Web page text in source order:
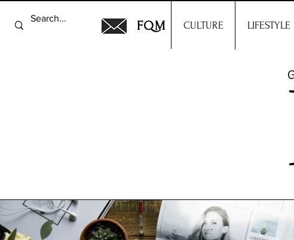
FQM CULTURE LIFESTYLE